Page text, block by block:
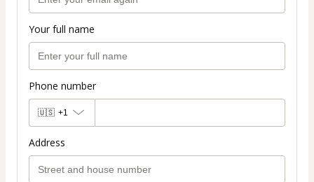
Your full name
Phone number
🇺🇸 +1
Address